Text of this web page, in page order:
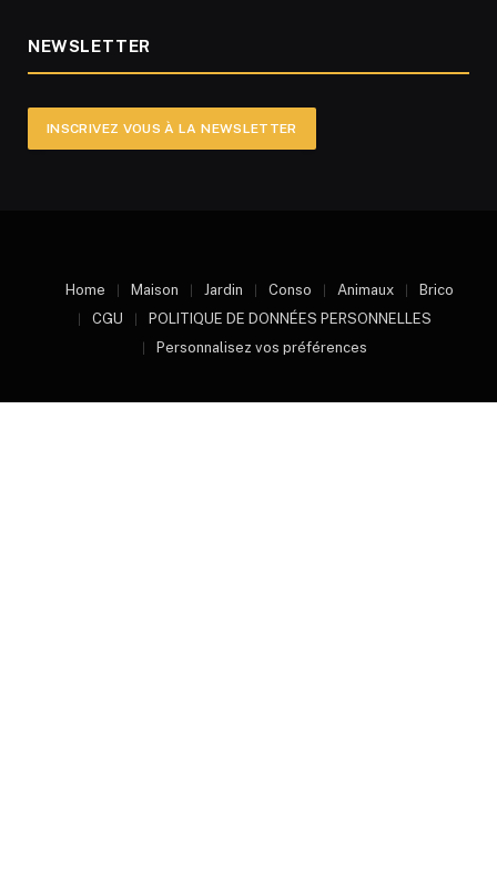
NEWSLETTER
INSCRIVEZ VOUS À LA NEWSLETTER
Home Maison Jardin Conso Animaux
Brico
CGU
POLITIQUE DE DONNÉES PERSONNELLES
Personnalisez vos préférences